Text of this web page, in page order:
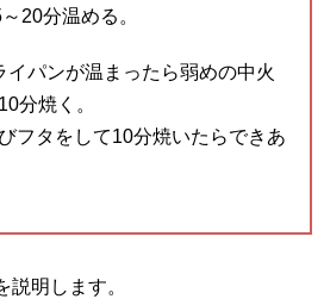
20分温める。
イパンが温まったら弱めの中火
分焼く。
フタをして10分焼いたらできあ
明します。